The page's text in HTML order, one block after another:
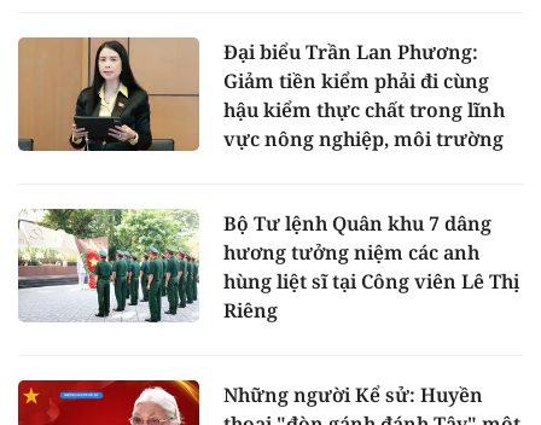
Đại biểu Trần Lan Phương:
Giảm tiền kiểm phải đi cùng
hậu kiểm thực chất trong lĩnh
vực nông nghiệp, môi trường
Bộ Tư lệnh Quân khu 7 dâng
hương tưởng niệm các anh
hùng liệt sĩ tại Công viên Lê Thị
Riêng
Những người Kể sử: Huyền